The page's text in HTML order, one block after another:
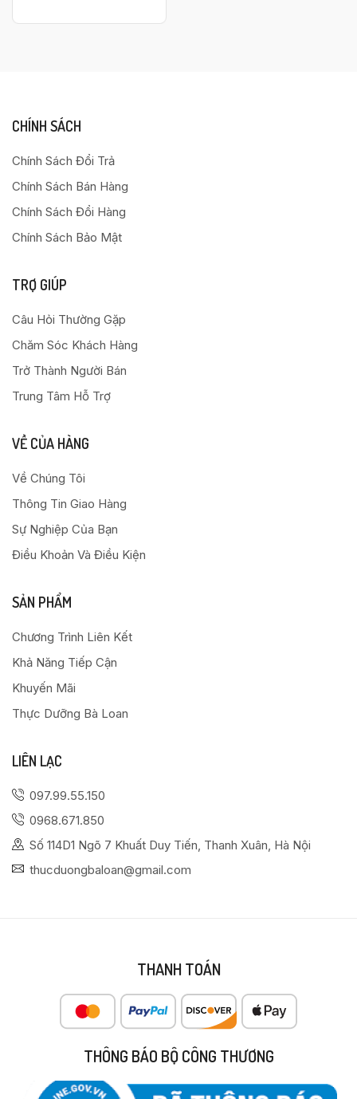
CHÍNH SÁCH
Chính Sách Đổi Trả
Chính Sách Bán Hàng
Chính Sách Đổi Hàng
Chính Sách Bảo Mật
TRỢ GIÚP
Câu Hỏi Thường Gặp
Chăm Sóc Khách Hàng
Trở Thành Người Bán
Trung Tâm Hỗ Trợ
VỀ CỦA HÀNG
Về Chúng Tôi
Thông Tin Giao Hàng
Sự Nghiệp Của Bạn
Điều Khoản Và Điều Kiện
SẢN PHẨM
Chương Trình Liên Kết
Khả Năng Tiếp Cận
Khuyến Mãi
Thực Dưỡng Bà Loan
LIÊN LẠC
097.99.55.150
0968.671.850
Số 114D1 Ngõ 7 Khuất Duy Tiến, Thanh Xuân, Hà Nội
thucduongbaloan@gmail.com
THANH TOÁN
THÔNG BÁO BỘ CÔNG THƯƠNG